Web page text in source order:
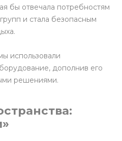
бы отвечала потребностям
и стала безопасным
использовали
дополнив его
решениями.